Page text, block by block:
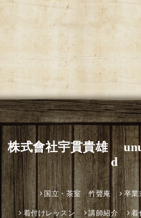
株式會社宇貫貴雄
d
国立・茶室 竹聲庵 卒業
着付けレッスン 講師紹介 着